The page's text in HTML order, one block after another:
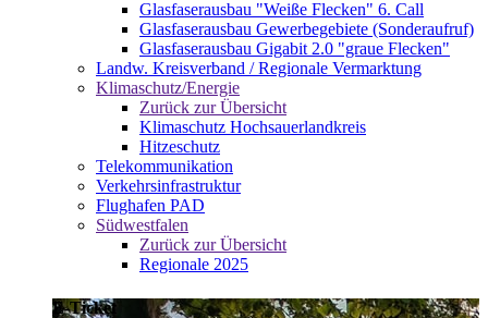
Glasfaserausbau "Weiße Flecken" 6. Call
Glasfaserausbau Gewerbegebiete (Sonderaufruf)
Glasfaserausbau Gigabit 2.0 "graue Flecken"
Landw. Kreisverband / Regionale Vermarktung
Klimaschutz/Energie
Zurück zur Übersicht
Klimaschutz Hochsauerlandkreis
Hitzeschutz
Telekommunikation
Verkehrsinfrastruktur
Flughafen PAD
Südwestfalen
Zurück zur Übersicht
Regionale 2025
E-Ticket